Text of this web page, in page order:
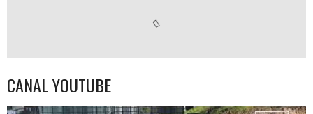
CANAL YOUTUBE